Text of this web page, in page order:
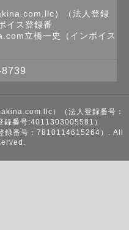
）（法人登録
イス登録番
立橋一史（インボイス
）（法人登録番号：
番号:4011303005581）
録番号：7810114615264）
. All